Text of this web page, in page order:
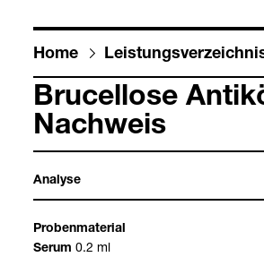
Home
Bru­cel­lose
Nach­weis
Ana­lyse
Pro­ben­ma­te­rial
Serum 0.2 ml